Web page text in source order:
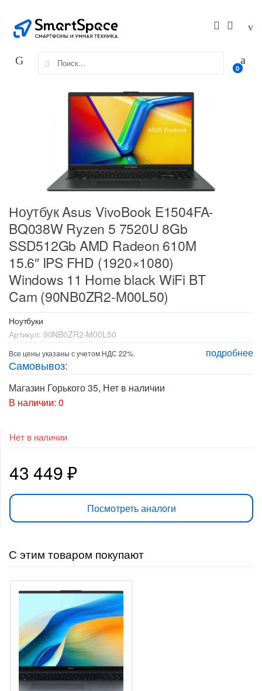
navigation
content
for:
0
Ноутбук Asus VivoBook E1504FA-
BQ038W Ryzen 5 7520U 8Gb
SSD512Gb AMD Radeon 610M
15.6″ IPS FHD (1920×1080)
Windows 11 Home black WiFi BT
Cam (90NB0ZR2-M00L50)
Ноутбуки
Артикул: 90NB0ZR2-M00L50
подробнее
Все цены указаны с учетом НДС 22%.
Самовывоз:
Магазин Горького 35, Нет в наличии
В наличии: 0
Нет в наличии
43 449₽
Посмотреть аналоги
С этим товаром покупают